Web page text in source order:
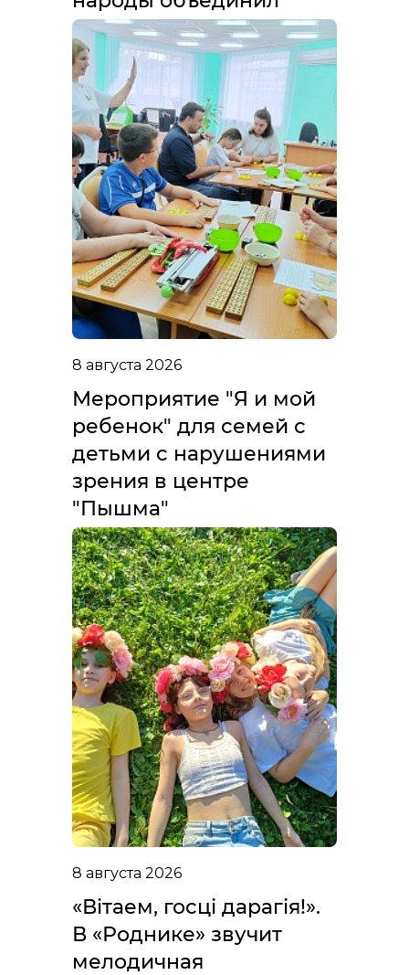
8 августа 2026
Мероприятие "Я и мой
ребенок" для семей с
детьми с нарушениями
зрения в центре
"Пышма"
8 августа 2026
«Вітаем, госці дарагія!».
В «Роднике» звучит
мелодичная